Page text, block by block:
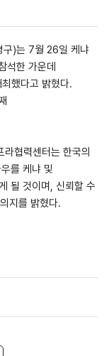
구)는 7월 26일 케냐
석한 가운데
했다고 밝혔다.
협력센터는 한국의
를 케냐 및
될 것이며, 신뢰할 수
지를 밝혔다.